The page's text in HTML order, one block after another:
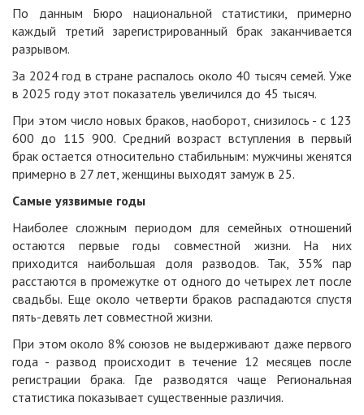
По данным Бюро национальной статистики, примерно
каждый третий зарегистрированный брак заканчивается
разрывом.
За 2024 год в стране распалось около 40 тысяч семей. Уже
в 2025 году этот показатель увеличился до 45 тысяч.
При этом число новых браков, наоборот, снизилось - с 123
600 до 115 900. Средний возраст вступления в первый
брак остается относительно стабильным: мужчины женятся
примерно в 27 лет, женщины выходят замуж в 25.
Самые уязвимые годы
Наиболее сложным периодом для семейных отношений
остаются первые годы совместной жизни. На них
приходится наибольшая доля разводов. Так, 35% пар
расстаются в промежутке от одного до четырех лет после
свадьбы. Еще около четверти браков распадаются спустя
пять-девять лет совместной жизни.
При этом около 8% союзов не выдерживают даже первого
года - развод происходит в течение 12 месяцев после
регистрации брака. Где разводятся чаще Региональная
статистика показывает существенные различия.